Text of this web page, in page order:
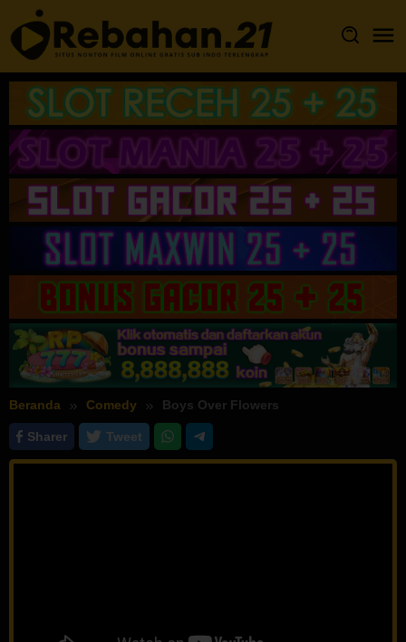
Loncat
ke
konten
Beranda Comedy Boys Over Flowers
Sharer Tweet